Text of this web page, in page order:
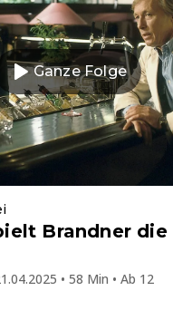
Ganze Folge
Brandner die
• 58 Min • Ab 12